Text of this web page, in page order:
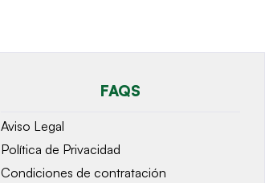
FAQS
Aviso Legal
Política de Privacidad
Condiciones de contratación